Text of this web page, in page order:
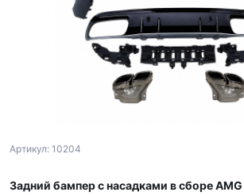
Артикул: 10204
Задний бампер с насадками в сборе